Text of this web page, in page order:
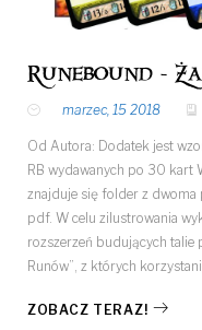
Runebound -
marzec, 15 2018
Od Autora: Dodatek jest
RB wydawanych po 30 kart
znajduje się folder z
pdf. W celu zilustrowania
rozszerzeń budujących talie
Runów”, z których
ZOBACZ TERAZ!